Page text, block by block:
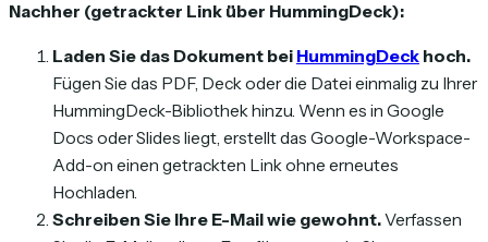
Nachher (getrackter Link über HummingDeck):
Laden Sie das Dokument bei HummingDeck hoch.
Fügen Sie das PDF, Deck oder die Datei einmalig zu Ihrer
HummingDeck-Bibliothek hinzu. Wenn es in Google
Docs oder Slides liegt, erstellt das Google-Workspace-
Add-on einen getrackten Link ohne erneutes
Hochladen.
Schreiben Sie Ihre E-Mail wie gewohnt.Verfassen